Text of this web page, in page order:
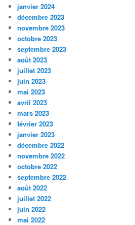
janvier 2024
décembre 2023
novembre 2023
octobre 2023
septembre 2023
août 2023
juillet 2023
juin 2023
mai 2023
avril 2023
mars 2023
février 2023
janvier 2023
décembre 2022
novembre 2022
octobre 2022
septembre 2022
août 2022
juillet 2022
juin 2022
mai 2022